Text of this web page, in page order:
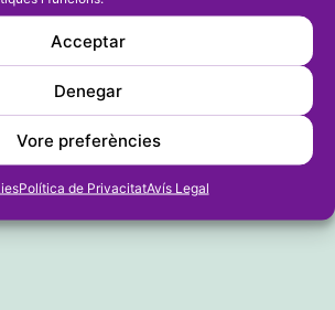
Acceptar
Denegar
Vore preferències
Política de PrivacitatAvís Legal
Ferrer i Moha Rida
com a campions
Peu Marina Alta